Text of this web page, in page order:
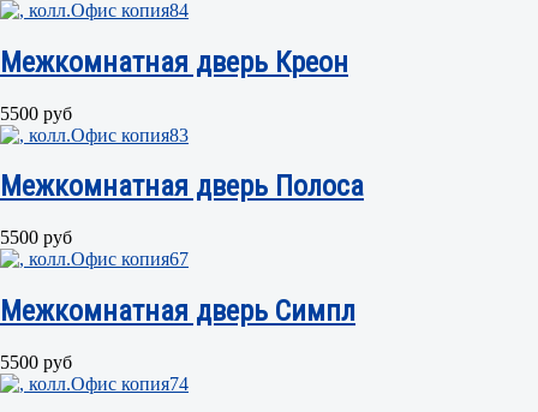
Межкомнатная дверь Креон
5500 руб
Межкомнатная дверь Полоса
5500 руб
Межкомнатная дверь Симпл
5500 руб